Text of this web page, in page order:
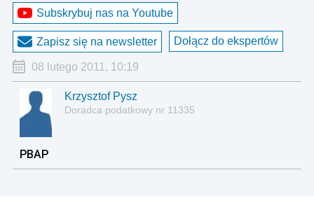
Subskrybuj nas na Youtube
Zapisz się na newsletter Dołącz do ekspertów
08 lutego 2011, 10:19
Krzysztof Pysz
Doradca podatkowy nr 11335
PBAP